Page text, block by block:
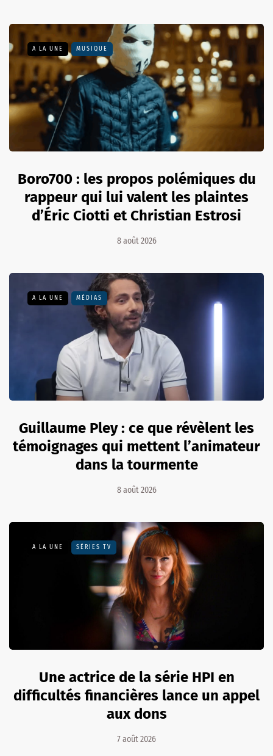
A LA UNE MUSIQUE
Boro700 : les propos polémiques du
rappeur qui lui valent les plaintes
d’Éric Ciotti et Christian Estrosi
8 août 2026
A LA UNE MÉDIAS
Guillaume Pley : ce que révèlent les
témoignages qui mettent l’animateur
dans la tourmente
8 août 2026
A LA UNE SÉRIES TV
Une actrice de la série HPI en
difficultés financières lance un appel
aux dons
7 août 2026